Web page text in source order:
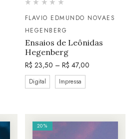
FLAVIO EDMUNDO NOVAES
HEGENBERG
Ensaios de Leônidas
Hegenberg
R$ 23,50 – R$ 47,00
Digital Impressa
20%